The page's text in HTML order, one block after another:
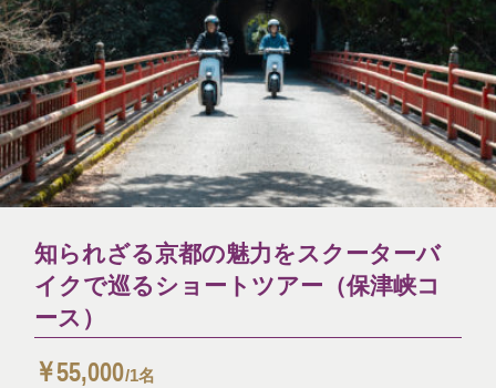
知られざる京都の魅力をスクーターバ
イクで巡るショートツアー（保津峡コ
ース）
￥55,000/1名